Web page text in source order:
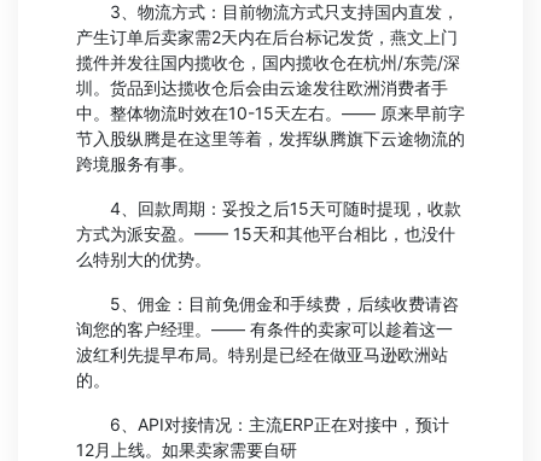
3、物流方式：目前物流方式只支持国内直发，
产生订单后卖家需2天内在后台标记发货，燕文上门
揽件并发往国内揽收仓，国内揽收仓在杭州/东莞/深
圳。货品到达揽收仓后会由云途发往欧洲消费者手
中。整体物流时效在10-15天左右。—— 原来早前字
节入股纵腾是在这里等着，发挥纵腾旗下云途物流的
跨境服务有事。
4、回款周期：妥投之后15天可随时提现，收款
方式为派安盈。—— 15天和其他平台相比，也没什
么特别大的优势。
5、佣金：目前免佣金和手续费，后续收费请咨
询您的客户经理。—— 有条件的卖家可以趁着这一
波红利先提早布局。特别是已经在做亚马逊欧洲站
的。
6、API对接情况：主流ERP正在对接中，预计
12月上线。如果卖家需要自研